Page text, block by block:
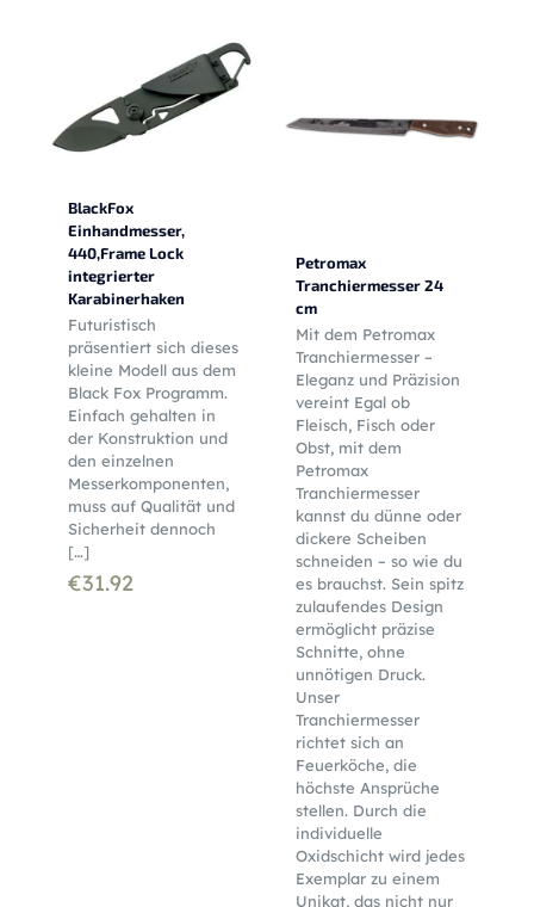
BlackFox
Einhandmesser,
440,Frame Lock
integrierter
Karabinerhaken
Futuristisch
präsentiert sich dieses
kleine Modell aus dem
Black Fox Programm.
Einfach gehalten in
der Konstruktion und
den einzelnen
Messerkomponenten,
muss auf Qualität und
Sicherheit dennoch
[…]
€31.92
Petromax
Tranchiermesser 24
cm
Mit dem Petromax
Tranchiermesser –
Eleganz und Präzision
vereint Egal ob
Fleisch, Fisch oder
Obst, mit dem
Petromax
Tranchiermesser
kannst du dünne oder
dickere Scheiben
schneiden – so wie du
es brauchst. Sein spitz
zulaufendes Design
ermöglicht präzise
Schnitte, ohne
unnötigen Druck.
Unser
Tranchiermesser
richtet sich an
Feuerköche, die
höchste Ansprüche
stellen. Durch die
individuelle
Oxidschicht wird jedes
Exemplar zu einem
Unikat, das nicht nur